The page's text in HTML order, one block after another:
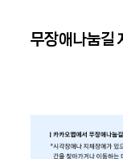
무장애나눔길
이미지 새창 열림